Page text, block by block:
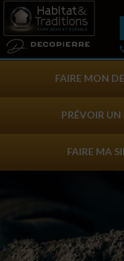
FAIRE MON
PRÉVOIR
FAIRE MA